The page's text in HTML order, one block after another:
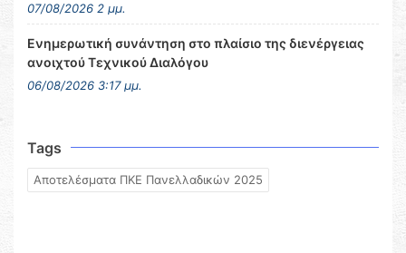
07/08/2026 2 μμ.
Ενημερωτική συνάντηση στο πλαίσιο της διενέργειας
ανοιχτού Τεχνικού Διαλόγου
06/08/2026 3:17 μμ.
Tags
Αποτελέσματα ΠΚΕ Πανελλαδικών 2025